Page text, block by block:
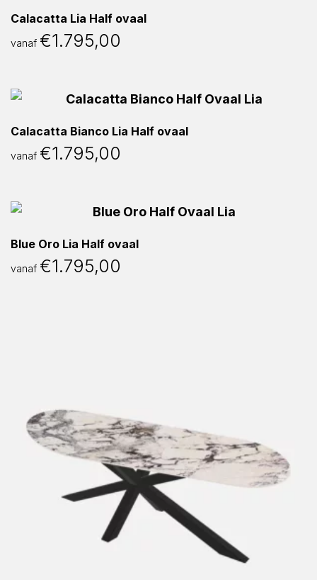
Calacatta Lia Half ovaal
vanaf €1.795,00
Calacatta Bianco Lia Half ovaal
vanaf €1.795,00
Blue Oro Lia Half ovaal
vanaf €1.795,00